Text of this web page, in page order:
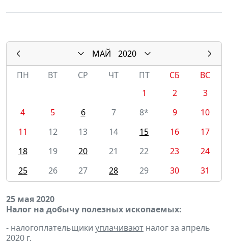
МАЙ
2020
ПН
ВТ СР ЧТ ПТ СБ
ВС
1
2
3
4
5 6 7 8* 9
10
11
12 13 14 15 16
17
18
19 20 21 22 23
24
25
26 27 28 29 30 31
25 мая 2020
Налог на добычу полезных ископаемых:
- налогоплательщики уплачивают налог за апрель
2020 г.